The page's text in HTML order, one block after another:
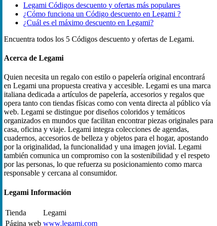
Legami Códigos descuento y ofertas más populares
¿Cómo funciona un Código descuento en Legami ?
¿Cuál es el máximo descuento en Legami?
Encuentra todos los 5 Códigos descuento y ofertas de Legami.
Acerca de Legami
Quien necesita un regalo con estilo o papelería original encontrará
en Legami una propuesta creativa y accesible. Legami es una marca
italiana dedicada a artículos de papelería, accesorios y regalos que
opera tanto con tiendas físicas como con venta directa al público vía
web. Legami se distingue por diseños coloridos y temáticos
organizados en mundos que facilitan encontrar piezas originales para
casa, oficina y viaje. Legami integra colecciones de agendas,
cuadernos, accesorios de belleza y objetos para el hogar, apostando
por la originalidad, la funcionalidad y una imagen jovial. Legami
también comunica un compromiso con la sostenibilidad y el respeto
por las personas, lo que refuerza su posicionamiento como marca
responsable y cercana al consumidor.
Legami Información
Tienda
Legami
Página web www.legami.com